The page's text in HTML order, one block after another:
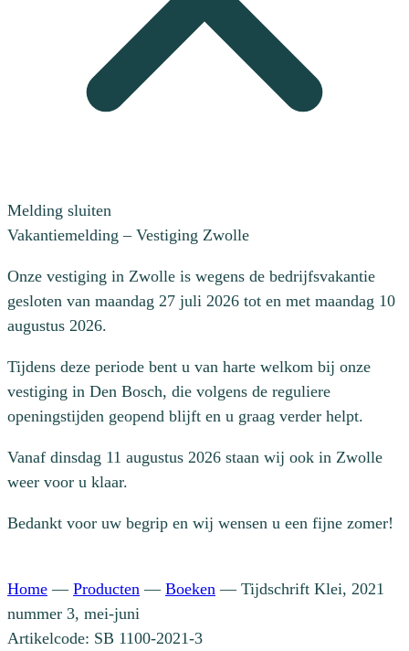
Melding sluiten
Vakantiemelding – Vestiging Zwolle
Onze vestiging in Zwolle is wegens de bedrijfsvakantie
gesloten van maandag 27 juli 2026 tot en met maandag 10
augustus 2026.
Tijdens deze periode bent u van harte welkom bij onze
vestiging in Den Bosch, die volgens de reguliere
openingstijden geopend blijft en u graag verder helpt.
Vanaf dinsdag 11 augustus 2026 staan wij ook in Zwolle
weer voor u klaar.
Bedankt voor uw begrip en wij wensen u een fijne zomer!
Home — Producten — Boeken — Tijdschrift Klei, 2021
nummer 3, mei-juni
Artikelcode: SB 1100-2021-3